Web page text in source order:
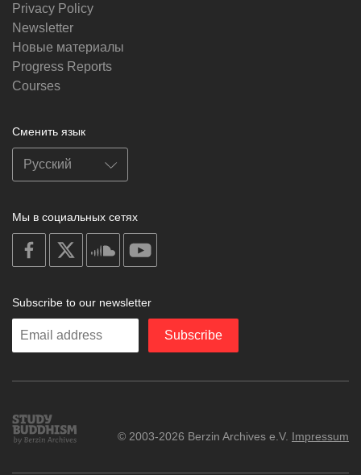
Privacy Policy
Newsletter
Новые материалы
Progress Reports
Courses
Сменить язык
Мы в социальных сетях
on
facebook
soundcloud
Subscribe to our newsletter
Enter
Subscribe
Study
Buddhism
© 2003-2026 Berzin Archives e.V. Impressum